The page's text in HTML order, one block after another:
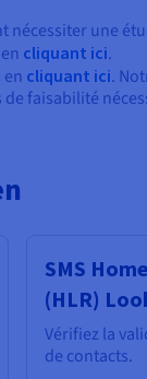
nécessiter une
cliquant ici.
cliquant ici.
faisabilité
SMS
(HLR)
Vérifiez la
de contacts.